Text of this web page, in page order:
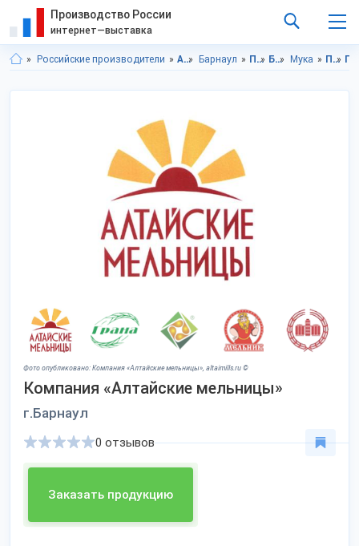
Производство России
интернет—выставка
Российские производители Алтайский край Барнаул Продукты питания Бакалея Мука Продукты питания в Алтайский край
Фото опубликовано: Компания «Алтайские мельницы», altaimills.ru ©
Компания «Алтайские мельницы»
г.Барнаул
Заказать продукцию
0 отзывов